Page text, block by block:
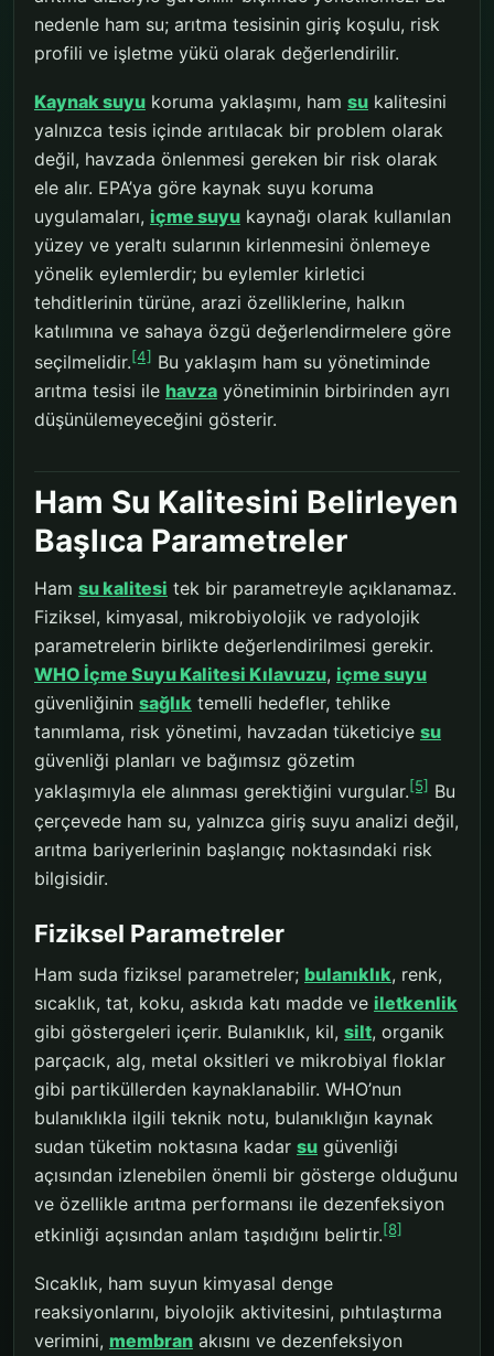
nedenle ham su; arıtma tesisinin giriş koşulu, risk
profili ve işletme yükü olarak değerlendirilir.
Kaynak suyu koruma yaklaşımı, ham su kalitesini
yalnızca tesis içinde arıtılacak bir problem olarak
değil, havzada önlenmesi gereken bir risk olarak
ele alır. EPA’ya göre kaynak suyu koruma
uygulamaları, içme suyu kaynağı olarak kullanılan
yüzey ve yeraltı sularının kirlenmesini önlemeye
yönelik eylemlerdir; bu eylemler kirletici
tehditlerinin türüne, arazi özelliklerine, halkın
katılımına ve sahaya özgü değerlendirmelere göre
seçilmelidir.[4] Bu yaklaşım ham su yönetiminde
arıtma tesisi ile havza yönetiminin birbirinden ayrı
düşünülemeyeceğini gösterir.
Ham Su Kalitesini Belirleyen
Başlıca Parametreler
Ham su kalitesi tek bir parametreyle açıklanamaz.
Fiziksel, kimyasal, mikrobiyolojik ve radyolojik
parametrelerin birlikte değerlendirilmesi gerekir.
WHO İçme Suyu Kalitesi Kılavuzu, içme suyu
güvenliğinin sağlık temelli hedefler, tehlike
tanımlama, risk yönetimi, havzadan tüketiciye su
güvenliği planları ve bağımsız gözetim
yaklaşımıyla ele alınması gerektiğini vurgular.[5] Bu
çerçevede ham su, yalnızca giriş suyu analizi değil,
arıtma bariyerlerinin başlangıç noktasındaki risk
bilgisidir.
Fiziksel Parametreler
Ham suda fiziksel parametreler; bulanıklık, renk,
sıcaklık, tat, koku, askıda katı madde ve iletkenlik
gibi göstergeleri içerir. Bulanıklık, kil, silt, organik
parçacık, alg, metal oksitleri ve mikrobiyal floklar
gibi partiküllerden kaynaklanabilir. WHO’nun
bulanıklıkla ilgili teknik notu, bulanıklığın kaynak
sudan tüketim noktasına kadar su güvenliği
açısından izlenebilen önemli bir gösterge olduğunu
ve özellikle arıtma performansı ile dezenfeksiyon
etkinliği açısından anlam taşıdığını belirtir.[8]
Sıcaklık, ham suyun kimyasal denge
reaksiyonlarını, biyolojik aktivitesini, pıhtılaştırma
verimini, membran akısını ve dezenfeksiyon